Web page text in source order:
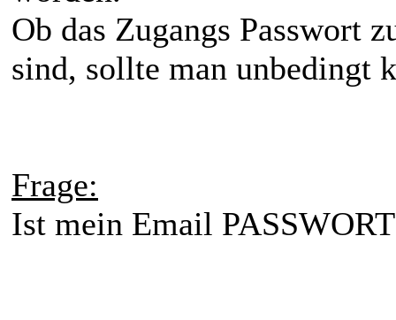
Ob das Zugangs Passwort
sind, sollte man unbedingt
Frage:
Ist mein Email